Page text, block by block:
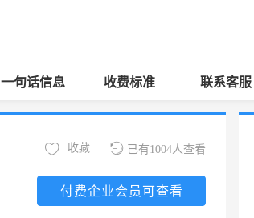
一句话信息 收费标准 联系客服
已有1004人查看
收藏
付费企业会员可查看